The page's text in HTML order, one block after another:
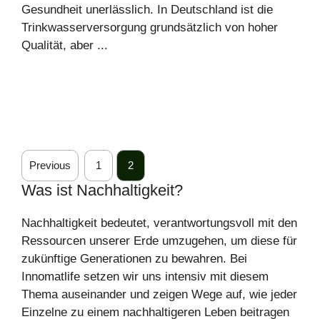
Gesundheit unerlässlich. In Deutschland ist die
Trinkwasserversorgung grundsätzlich von hoher
Qualität, aber ...
Previous 1 2
Was ist Nachhaltigkeit?
Nachhaltigkeit bedeutet, verantwortungsvoll mit den
Ressourcen unserer Erde umzugehen, um diese für
zukünftige Generationen zu bewahren. Bei
Innomatlife setzen wir uns intensiv mit diesem
Thema auseinander und zeigen Wege auf, wie jeder
Einzelne zu einem nachhaltigeren Leben beitragen